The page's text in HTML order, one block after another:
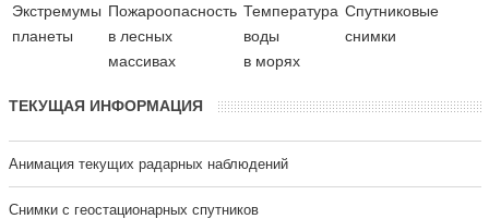
Экстремумы
планеты
Пожароопасность
в лесных
массивах
Температура
воды
в морях
Cпутниковые
снимки
ТЕКУЩАЯ ИНФОРМАЦИЯ
Анимация текущих радарных наблюдений
Cнимки с геостационарных спутников